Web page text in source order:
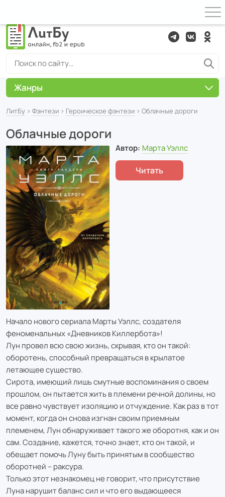
ЛитБу › Фэнтези › Героическое фэнтези › Облачные дороги
Облачные дороги
Автор: Марта Уэллс
Читать
Начало нового сериала Марты Уэллс, создателя
феноменальных «Дневников Киллербота»!
Лун провел всю свою жизнь, скрывая, кто он такой:
оборотень, способный превращаться в крылатое
летающее существо.
Сирота, имеющий лишь смутные воспоминания о своем
прошлом, он пытается жить в племени речной долины, но
все равно чувствует изоляцию и отчуждение. Как раз в тот
момент, когда он снова изгнан своим приемным
племенем, Лун обнаруживает такого же оборотня, как и он
сам. Создание, кажется, точно знает, кто он такой, и
обещает помочь Луну быть принятым в сообщество
оборотней – раксура.
Только этот незнакомец не говорит, что присутствие
Луна нарушит баланс сил и что его выдающееся
Жанры